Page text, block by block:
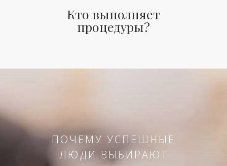
Кто выполняет
процедуры?
ПОЧЕМУ УСПЕШНЫЕ
ЛЮДИ ВЫБИРАЮТ